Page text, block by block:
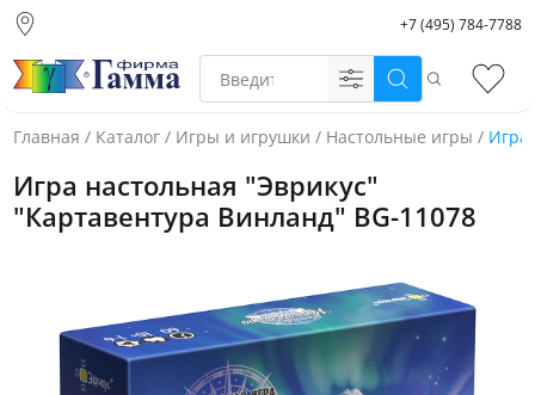
склад)
Санкт-Петербург
Екатеринбург
+7 (495) 784-7788
Поиск
Главная / Каталог / Игры и игрушки / Настольные игры / Игра
Игра настольная "Эврикус"
"Картавентура Винланд" BG-11078